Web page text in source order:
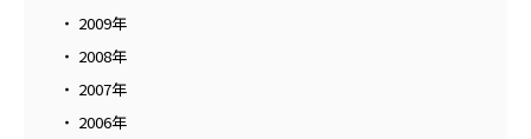
2009年
2008年
2007年
2006年